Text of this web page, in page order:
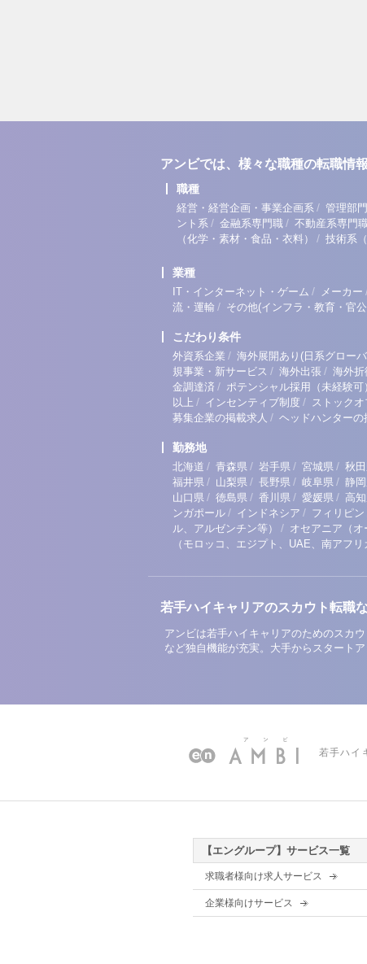
アンビでは、様々な職種の転職情
職種
経営・経営企画・事業企画系 / 管理部
ント系 / 金融系専門職 / 不動産系専門
（化学・素材・食品・衣料）
/ 技術系
業種
IT・インターネット・ゲーム / メーカー
流・運輸 / その他(インフラ・教育・官
こだわり条件
外資系企業 / 海外展開あり(日系グロー
規事業・新サービス / 海外出張 / 海外折
金調達済 / ポテンシャル採用（未経験可
以上 / インセンティブ制度 / ストックオ
募集企業の掲載求人 / ヘッドハンターの
勤務地
北海道 / 青森県 / 岩手県 / 宮城県 / 秋
福井県 / 山梨県 / 長野県 / 岐阜県 / 静
山口県 / 徳島県 / 香川県 / 愛媛県 / 高
ンガポール / インドネシア / フィリピン
ル、アルゼンチン等）
/ オセアニア（オ
（モロッコ、エジプト、UAE、南アフリ
若手ハイキャリアのスカウト転職
アンビは若手ハイキャリアのためのスカ
など独自機能が充実。大手からスタート
若手ハイ
【エングループ】サービス一覧
求職者様向け求人サービス
企業様向けサービス